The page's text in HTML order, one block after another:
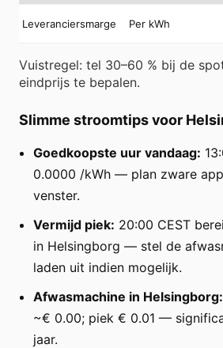
Leveranciersmarge Per kWh
Vuistregel: tel 30–60 % bij de
eindprijs te bepalen.
Slimme stroomtips voor
Goedkoopste uur vandaag:
0.0000 /kWh — plan zware
venster.
Vermijd piek: 20:00 CEST
in Helsingborg — stel de
laden uit indien mogelijk.
Afwasmachine in Helsingborg:
~€ 0.00; piek € 0.01 —
jaar.